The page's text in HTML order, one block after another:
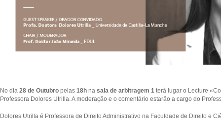
No dia 28 de Outubro pelas 18h na sala de arbitragem 1 terá lugar o Lecture
Professora Dolores Utrilla. A moderação e o comentário estarão a cargo do
Dolores Utrilla é Professora de Direito Administrativo na Faculdade de Direito e